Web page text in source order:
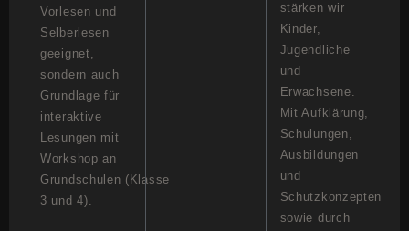
Vorlesen und
Selberlesen
geeignet,
sondern auch
Grundlage für
interaktive
Lesungen mit
Workshop an
Grundschulen (Klasse
3 und 4).
stärken wir
Kinder,
Jugendliche
und
Erwachsene.
Mit Aufklärung,
Schulungen,
Ausbildungen
und
Schutzkonzepten
sowie durch